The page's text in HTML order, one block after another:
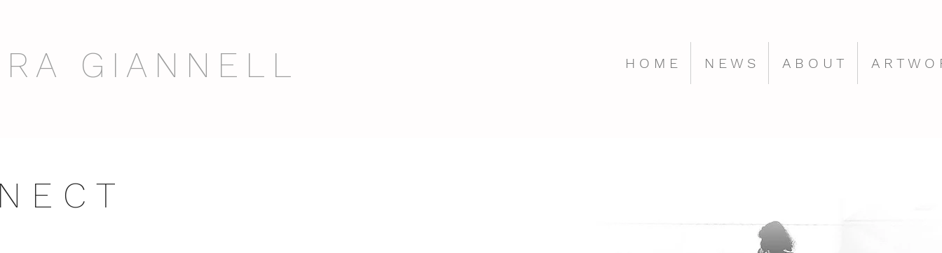
GIANNELL H O M E N E W S A B O U T A R T W O
E C T